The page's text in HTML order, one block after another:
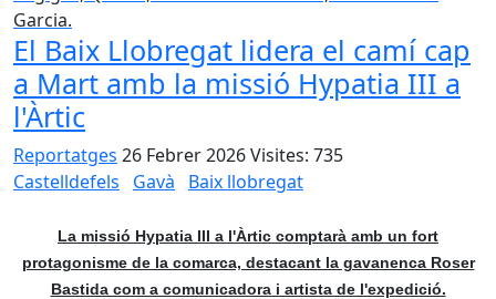
Garcia.
El Baix Llobregat lidera el camí cap
a Mart amb la missió Hypatia III a
l'Àrtic
Reportatges 26 Febrer 2026Visites: 735
Castelldefels
Gavà Baix llobregat
La missió Hypatia III a l'Àrtic comptarà amb un fort
protagonisme de la comarca, destacant la gavanenca Roser
Bastida com a comunicadora i artista de l'expedició.